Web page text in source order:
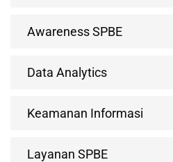
Awareness SPBE
Data Analytics
Keamanan Informasi
Layanan SPBE